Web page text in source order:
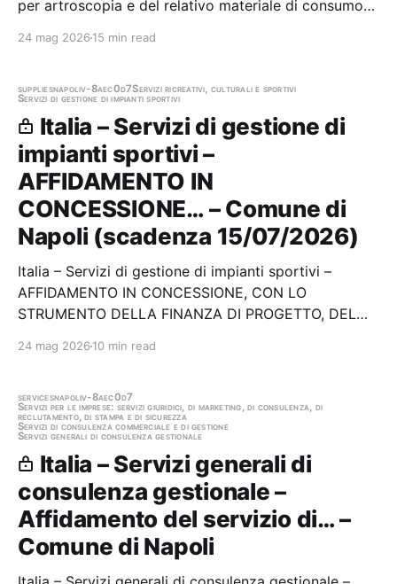
per artroscopia e del relativo materiale di consumo
20/05/2026 Gara scaduta, in attesa di
24 mag 2026 15 min read
suppliesnapoliv-8aec0d7Servizi ricreativi, culturali e sportivi
Servizi di gestione di impianti sportivi
Italia – Servizi di gestione di
impianti sportivi –
AFFIDAMENTO IN
CONCESSIONE… – Comune di
Napoli (scadenza 15/07/2026)
Italia – Servizi di gestione di impianti sportivi –
AFFIDAMENTO IN CONCESSIONE, CON LO
STRUMENTO DELLA FINANZA DI PROGETTO, DEL
DELLA PROGETTAZIONE ESECUTIVA, DELL'
DEI LAVORI DI MANUTENZIONE ORDINARIA E…
24 mag 2026 10 min read
servicesnapoliv-8aec0d7
Servizi per le imprese: servizi giuridici, di marketing, di consulenza, di
reclutamento, di stampa e di sicurezza
Servizi di consulenza commerciale e di gestione
Servizi generali di consulenza gestionale
Italia – Servizi generali di
consulenza gestionale –
Affidamento del servizio di… –
Comune di Napoli